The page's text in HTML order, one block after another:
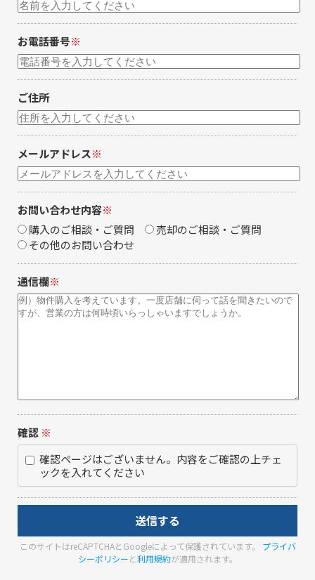
お電話番号※
ご住所
メールアドレス※
お問い合わせ内容※
購入のご相談・ご質問
売却のご相談・ご質問
その他のお問い合わせ
通信欄※
確認 ※
確認ページはございません。内容をご確認の上チェ
ックを入れてください
このサイトはreCAPTCHAとGoogleによって保護されています。
プライバ
シーポリシーと利用規約が適用されます。